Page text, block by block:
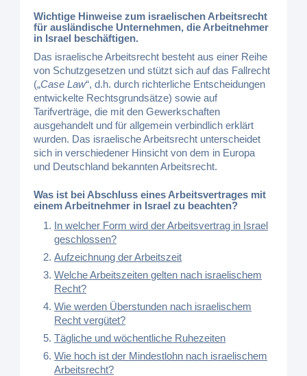
Wichtige Hinweise zum israelischen Arbeitsrecht
für ausländische Unternehmen, die Arbeitnehmer
in Israel beschäftigen.
Das israelische Arbeitsrecht besteht aus einer Reihe
von Schutzgesetzen und stützt sich auf das Fallrecht
(„Case Law“, d.h. durch richterliche Entscheidungen
entwickelte Rechtsgrundsätze) sowie auf
Tarifverträge, die mit den Gewerkschaften
ausgehandelt und für allgemein verbindlich erklärt
wurden. Das israelische Arbeitsrecht unterscheidet
sich in verschiedener Hinsicht von dem in Europa
und Deutschland bekannten Arbeitsrecht.
Was ist bei Abschluss eines Arbeitsvertrages mit
einem Arbeitnehmer in Israel zu beachten?
In welcher Form wird der Arbeitsvertrag in Israel
geschlossen?
Aufzeichnung der Arbeitszeit
Welche Arbeitszeiten gelten nach israelischem
Recht?
Wie werden Überstunden nach israelischem
Recht vergütet?
Tägliche und wöchentliche Ruhezeiten
Wie hoch ist der Mindestlohn nach israelischem
Arbeitsrecht?